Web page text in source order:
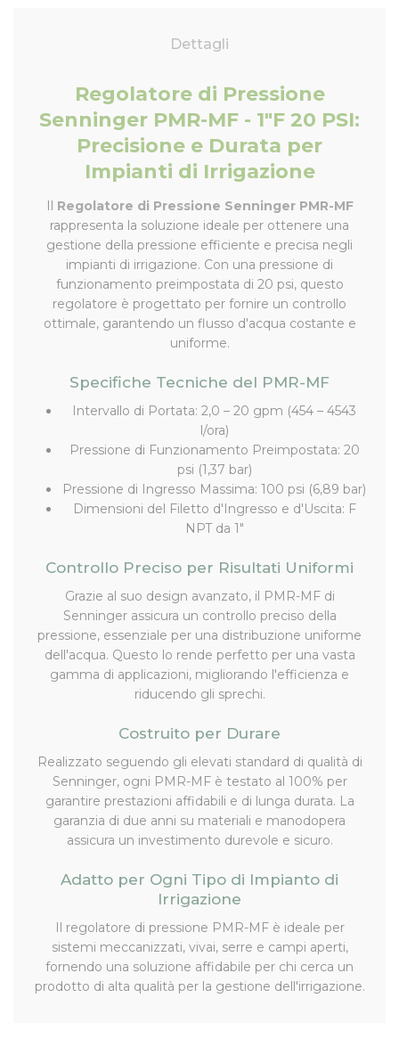
Dettagli
Regolatore di Pressione
Senninger PMR-MF - 1"F 20 PSI:
Precisione e Durata per
Impianti di Irrigazione
Il Regolatore di Pressione Senninger PMR-MF
rappresenta la soluzione ideale per ottenere una
gestione della pressione efficiente e precisa negli
impianti di irrigazione. Con una pressione di
funzionamento preimpostata di 20 psi, questo
regolatore è progettato per fornire un controllo
ottimale, garantendo un flusso d'acqua costante e
uniforme.
Specifiche Tecniche del PMR-MF
Intervallo di Portata: 2,0 – 20 gpm (454 – 4543
l/ora)
Pressione di Funzionamento Preimpostata: 20
psi (1,37 bar)
Pressione di Ingresso Massima: 100 psi (6,89 bar)
Dimensioni del Filetto d'Ingresso e d'Uscita: F
NPT da 1"
Controllo Preciso per Risultati Uniformi
Grazie al suo design avanzato, il PMR-MF di
Senninger assicura un controllo preciso della
pressione, essenziale per una distribuzione uniforme
dell'acqua. Questo lo rende perfetto per una vasta
gamma di applicazioni, migliorando l'efficienza e
riducendo gli sprechi.
Costruito per Durare
Realizzato seguendo gli elevati standard di qualità di
Senninger, ogni PMR-MF è testato al 100% per
garantire prestazioni affidabili e di lunga durata. La
garanzia di due anni su materiali e manodopera
assicura un investimento durevole e sicuro.
Adatto per Ogni Tipo di Impianto di
Irrigazione
Il regolatore di pressione PMR-MF è ideale per
sistemi meccanizzati, vivai, serre e campi aperti,
fornendo una soluzione affidabile per chi cerca un
prodotto di alta qualità per la gestione dell'irrigazione.